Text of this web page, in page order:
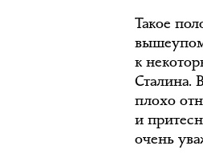
Такое
к
Сталина.
плохо
и
очень